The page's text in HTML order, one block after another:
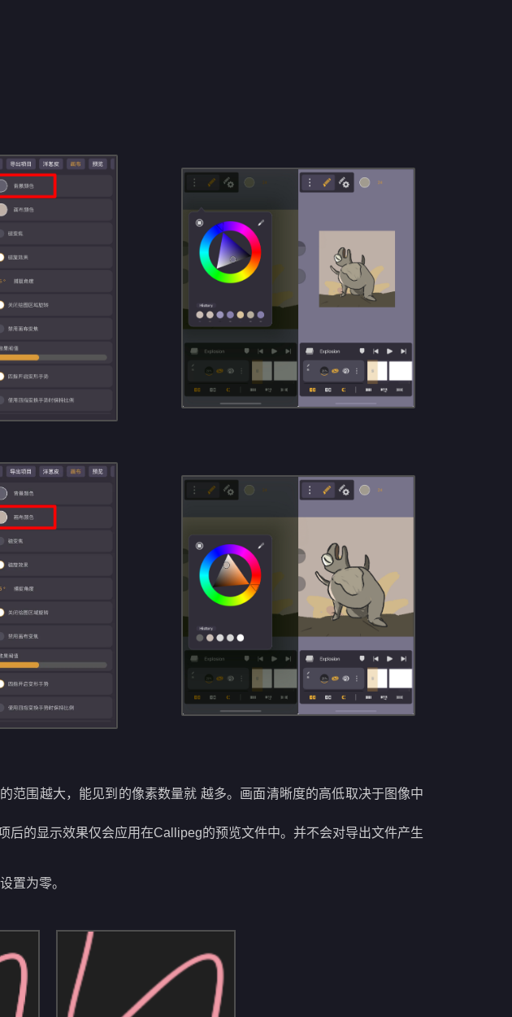
范围越大，能见到的像素数量就 越多。画面清晰度的高低取决于图像中
后的显示效果仅会应用在Callipeg的预览文件中。并不会对导出文件产生
置为零。